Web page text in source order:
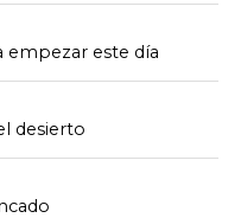
empezar este día
desierto